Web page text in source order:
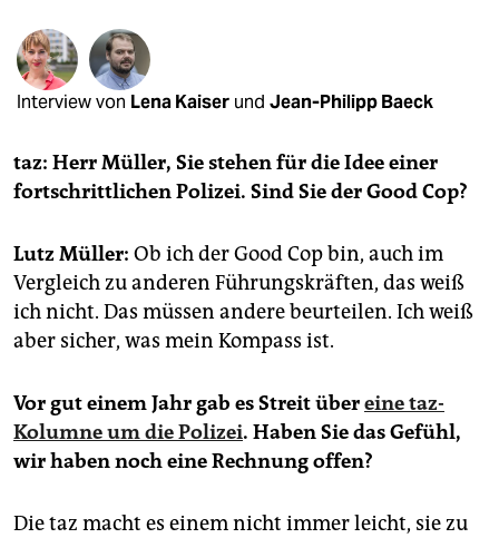
fragen & hilfe
unterstützen
genossenschaft
Interview von Lena Kaiser und Jean-Philipp Baeck
taz: Herr Müller, Sie stehen für die Idee einer
fortschrittlichen Polizei. Sind Sie der Good Cop?
Lutz Müller: Ob ich der Good Cop bin, auch im
Vergleich zu anderen Führungskräften, das weiß
ich nicht. Das müssen andere beurteilen. Ich weiß
aber sicher, was mein Kompass ist.
Vor gut einem Jahr gab es Streit übereine taz-
Kolumne um die Polizei. Haben Sie das Gefühl,
wir haben noch eine Rechnung offen?
Die taz macht es einem nicht immer leicht, sie zu